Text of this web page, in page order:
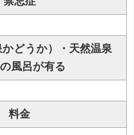
どうか）・天然温泉
風呂が有る
料金